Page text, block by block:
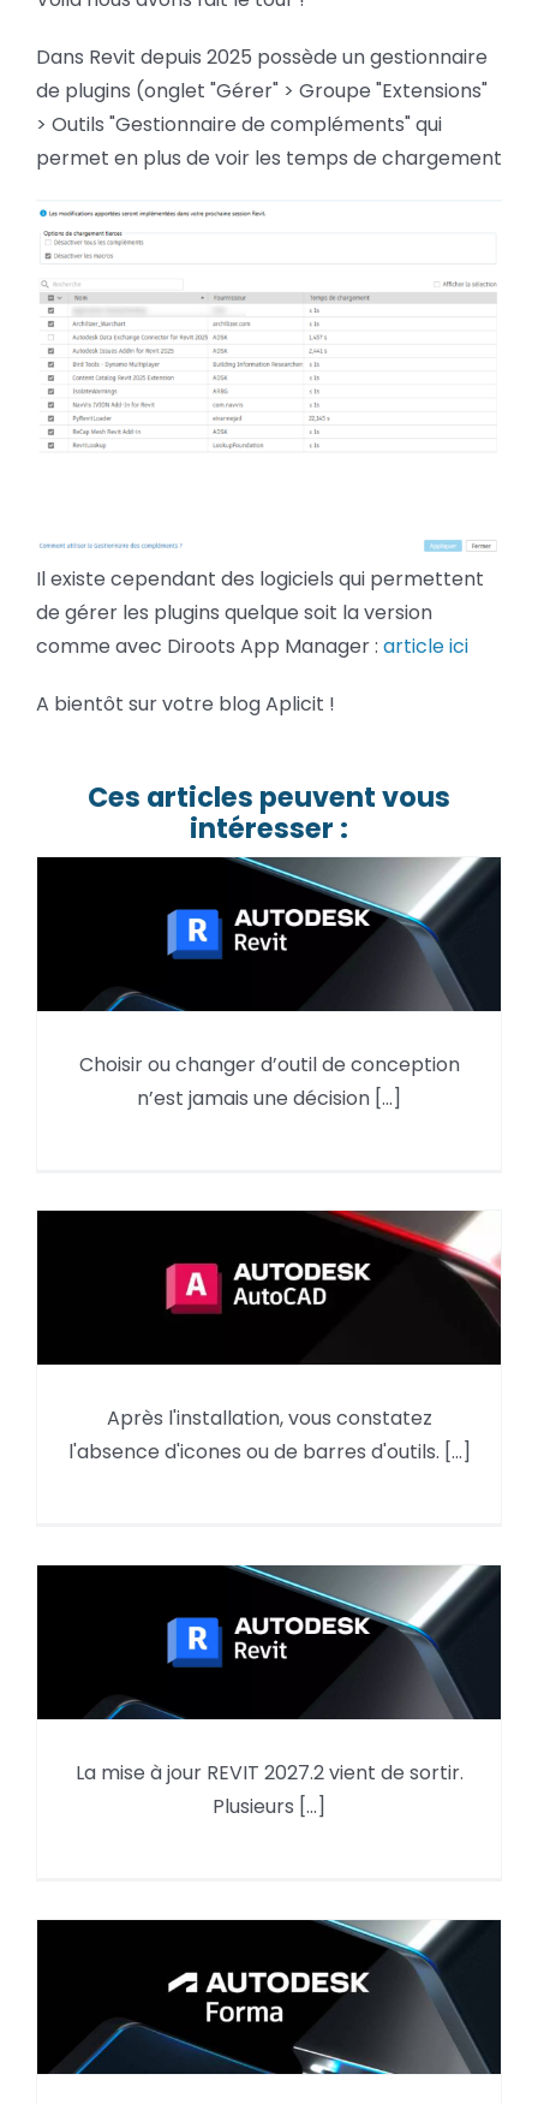
Dans Revit depuis 2025 possède un gestionnaire
de plugins (onglet "Gérer" > Groupe "Extensions"
> Outils "Gestionnaire de compléments" qui
permet en plus de voir les temps de chargement
Il existe cependant des logiciels qui permettent
de gérer les plugins quelque soit la version
comme avec Diroots App Manager : article ici
A bientôt sur votre blog Aplicit !
Ces articles peuvent vous
intéresser :
Pourquoi utiliser Autodesk Revit
en 2026 ?
Choisir ou changer d’outil de conception
n’est jamais une décision [...]
AutoCAD : reprendre des
éléments du menu d’une
Après l'installation, vous constatez
l'absence d'icones ou de barres d'outils. [...]
Mise à jour REVIT 2027.2
La mise à jour REVIT 2027.2 vient de sortir.
Plusieurs [...]